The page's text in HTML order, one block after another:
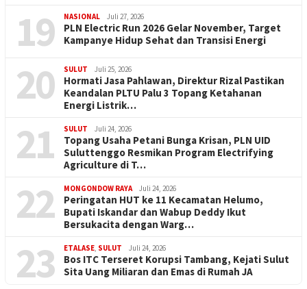
19 NASIONAL Juli 27, 2026
PLN Electric Run 2026 Gelar November, Target
Kampanye Hidup Sehat dan Transisi Energi
20 SULUT Juli 25, 2026
Hormati Jasa Pahlawan, Direktur Rizal Pastikan
Keandalan PLTU Palu 3 Topang Ketahanan
Energi Listrik…
21 SULUT Juli 24, 2026
Topang Usaha Petani Bunga Krisan, PLN UID
Suluttenggo Resmikan Program Electrifying
Agriculture di T…
22 MONGONDOW RAYA Juli 24, 2026
Peringatan HUT ke 11 Kecamatan Helumo,
Bupati Iskandar dan Wabup Deddy Ikut
Bersukacita dengan Warg…
23 ETALASE SULUT Juli 24, 2026
Bos ITC Terseret Korupsi Tambang, Kejati Sulut
Sita Uang Miliaran dan Emas di Rumah JA